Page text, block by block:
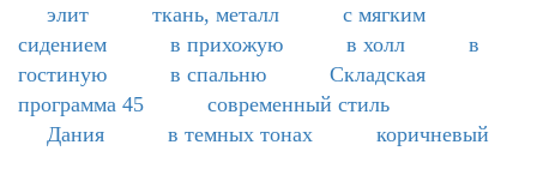
элит
ткань, металл
с мягким
сидением
в прихожую в холл
в
гостиную
в спальню
Складская
программа 45
современный стиль
Дания
в темных тонах коричневый